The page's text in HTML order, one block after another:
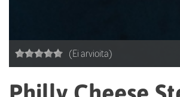
(Ei arvioita)